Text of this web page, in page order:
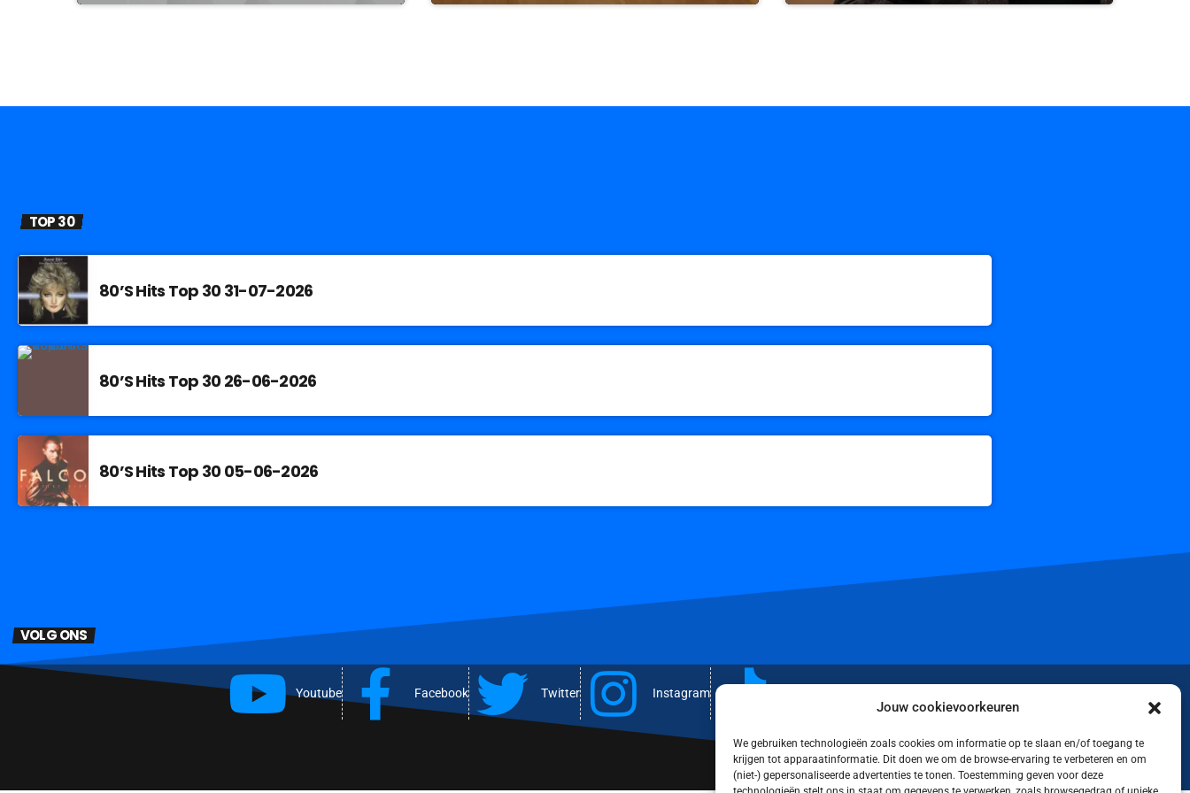
Jouw cookievoorkeuren
We gebruiken technologieën zoals cookies om informatie op te slaan en/of toegang te
krijgen tot apparaatinformatie. Dit doen we om de browse-ervaring te verbeteren en om
(niet-) gepersonaliseerde advertenties te tonen. Toestemming geven voor deze
TOP 30
80’S Hits Top 30 31-07-2026
80’S Hits Top 30 26-06-2026
80’S Hits Top 30 05-06-2026
VOLG ONS
Youtube Facebook Twitter Instagram